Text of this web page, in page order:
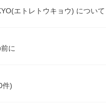
エトレトウキョウ) について
に
件)